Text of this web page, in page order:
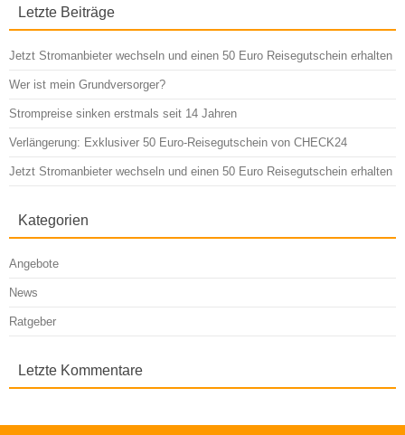
Letzte Beiträge
Jetzt Stromanbieter wechseln und einen 50 Euro Reisegutschein erhalten
Wer ist mein Grundversorger?
Strompreise sinken erstmals seit 14 Jahren
Verlängerung: Exklusiver 50 Euro-Reisegutschein von CHECK24
Jetzt Stromanbieter wechseln und einen 50 Euro Reisegutschein erhalten
Kategorien
Angebote
News
Ratgeber
Letzte Kommentare